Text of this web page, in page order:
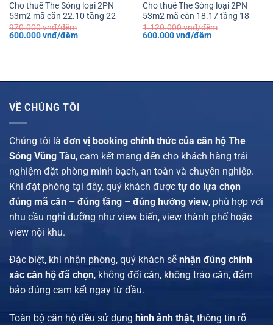
Cho thuê The Sóng loại 2PN
53m2 mã căn 22.10 tầng 22
970.000vnđ/đêm
Giá
600.000vnđ/đêmGiá
Cho thuê The Sóng loại 2PN
53m2 mã căn 18.17 tầng 18
1.120.000vnđ/đêm
Giá
600.000vnđ/đêmGiá
VỀ CHÚNG TÔI
Chúng tôi là đơn vị booking chính thức của căn hộ The
Sóng Vũng Tàu, cam kết mang đến cho khách hàng trải
nghiệm đặt phòng minh bạch, an toàn và chuyên nghiệp.
Khi đặt phòng tại đây, quý khách được tự do lựa chọn
đúng mã căn – đúng tầng – đúng hướng view, phù hợp với
nhu cầu nghỉ dưỡng như view biển, view thành phố hoặc
view nội khu.
Đặc biệt, khi nhận phòng, quý khách sẽ nhận đúng chính
xác căn hộ đã chọn, không đổi căn, không tráo căn, đảm
bảo đúng cam kết ngay từ đầu.
Toàn bộ căn hộ đều sử dụng hình ảnh thật, thông tin rõ